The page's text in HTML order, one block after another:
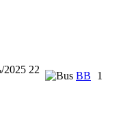
22
BB 1